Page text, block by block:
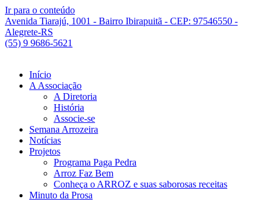
Ir para o conteúdo
Avenida Tiarajú, 1001 - Bairro Ibirapuitã - CEP: 97546550 -
Alegrete-RS
(55) 9 9686-5621
Início
A Associação
A Diretoria
História
Associe-se
Semana Arrozeira
Notícias
Projetos
Programa Paga Pedra
Arroz Faz Bem
Conheça o ARROZ e suas saborosas receitas
Minuto da Prosa